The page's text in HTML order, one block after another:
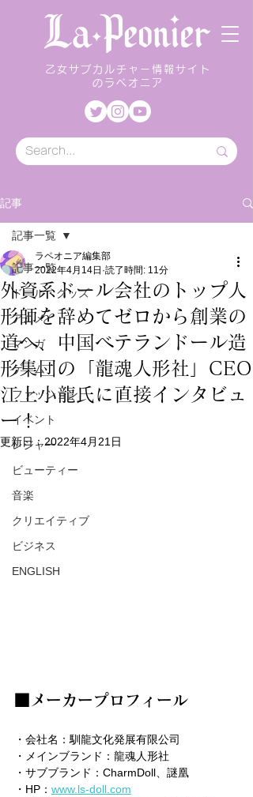
乙女サブカルチャー情報サイト
のラペオニア
記事
記事一覧
ドール・グッズ
アニメ
マンガ
ゲーム
ファッション
イベント
レジャー
ビューティー
音楽
クリエイティブ
ビジネス
ENGLISH
記事一覧
外資系ドール会社のトップ人
形師を辞めてゼロから創業の
道へ、中国ベテランドール造
形集団の「龍魂人形社」CEO
江上小龍氏に直接インタビュ
ー！
ラペオニア編集部
2022年4月14日 読了時間: 11分
更新日：2022年4月21日
■メーカープロフィール
・会社名：馴龍文化発展有限公司
・メインブランド：龍魂人形社
・サブブランド：CharmDoll、謎凰
・HP： www.ls-doll.com